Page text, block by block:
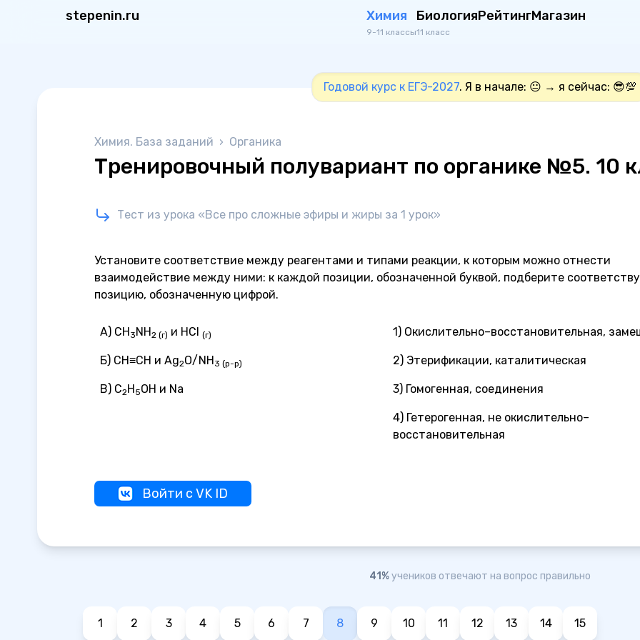
stepenin.ru Химия
9-11 классы
Биология
11 класс
РейтингМагазин
Годовой курс к ЕГЭ-2027. Я в начале: 😐 → я сейчас: 😎💯
Химия. База заданий › Органика
Тренировочный полувариант по органике №5. 10
Тест из урока «Все про сложные эфиры и жиры за 1 урок»
Установите соответствие между реагентами и типами реакции, к которым можно отнести
взаимодействие между ними: к каждой позиции, обозначенной буквой, подберите
позицию, обозначенную цифрой.
А) СН3NН2 (г) и НCl (г)
Б) СН≡СН и Ag2O/NH3 (р-р)
В) С2Н5ОН и Na
1) Окислительно–восстановительная,
2) Этерификации, каталитическая
3) Гомогенная, соединения
4) Гетерогенная, не окислительно–
восстановительная
Войти с VK ID
41%учеников отвечают на вопрос правильно
1 2 3 4 5 6 7 8 9 10 11 12 13 14 15